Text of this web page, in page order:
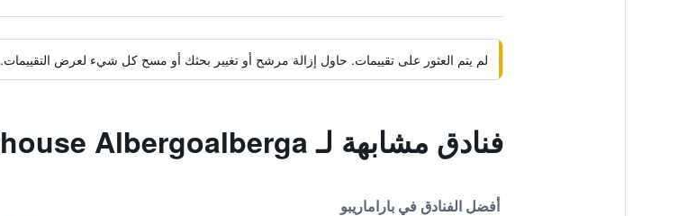
لم يتم العثور على تقييمات. حاول إزالة مرشح أو تغيير بحثك أو مسح كل شيء لعرض التقييمات.
فنادق مشابهة لـ Guesthouse Albergoalberga
أفضل الفنادق في باراماريبو